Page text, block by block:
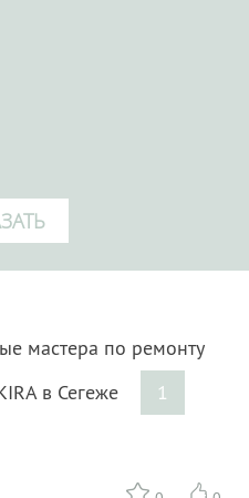
мастера по ремонту
в Сегеже
1